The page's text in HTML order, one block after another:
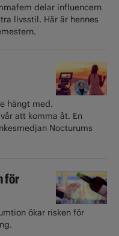
delar influencern
livsstil. Här är hennes
hängt med.
att komma åt. En
Nocturums
för
ökar risken för